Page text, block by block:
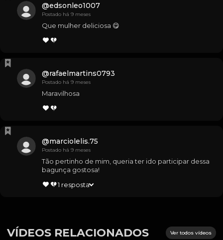
@edsonleo1007
Postado há 9 meses
Que mulher deliciosa 😋
@rafaelmartins0793
Postado há 9 meses
Maravilhosa
@marciolelis.75
Postado há 9 meses
Tão pertinho de mim, queria ter ido participar dessa
bagunça gostosa!
1 resposta
VÍDEOS RELACIONADOS Ver todos vídeos